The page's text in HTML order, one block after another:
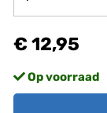
€ 12,95
Op voorraad